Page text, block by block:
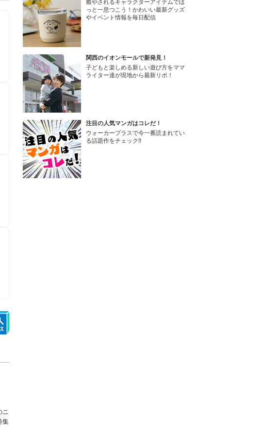
ニ
集
癒やされるキャラクターアイテムでほ
っと一息つこう！かわいい最新グッズ
やイベント情報を毎日配信
関西のイオンモールで新発見！
子どもと楽しめる新しい遊び方をママ
ライター達が現地から最新リポ！
注目の人気マンガはコレだ！
ウォーカープラスで今一番読まれてい
る話題作をチェック!!